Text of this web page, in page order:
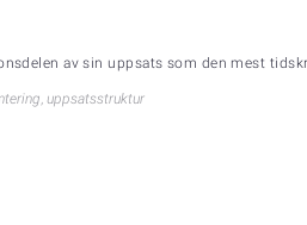
av sin uppsats som den mest
, uppsatsstruktur